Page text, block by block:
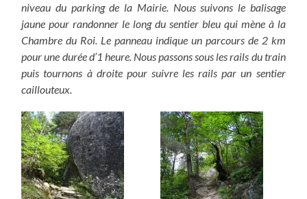
niveau du parking de la Mairie. Nous suivons le balisage
jaune pour randonner le long du sentier bleu qui mène à la
Chambre du Roi. Le panneau indique un parcours de 2 km
pour une durée d’1 heure. Nous passons sous les rails du train
puis tournons à droite pour suivre les rails par un sentier
caillouteux.